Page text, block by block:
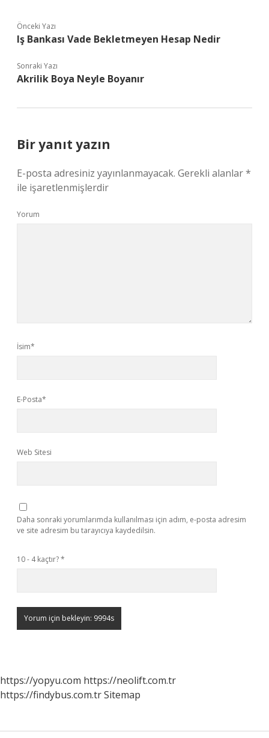
Önceki Yazı
Iş Bankası Vade Bekletmeyen Hesap Nedir
Sonraki Yazı
Akrilik Boya Neyle Boyanır
Bir yanıt yazın
E-posta adresiniz yayınlanmayacak. Gerekli alanlar*
ile işaretlenmişlerdir
Yorum
İsim*
E-Posta*
Web Sitesi
Daha sonraki yorumlarımda kullanılması için adım, e-posta adresim
ve site adresim bu tarayıcıya kaydedilsin.
10 - 4 kaçtır?*
https://yopyu.com https://neolift.com.tr
https://findybus.com.trSitemap